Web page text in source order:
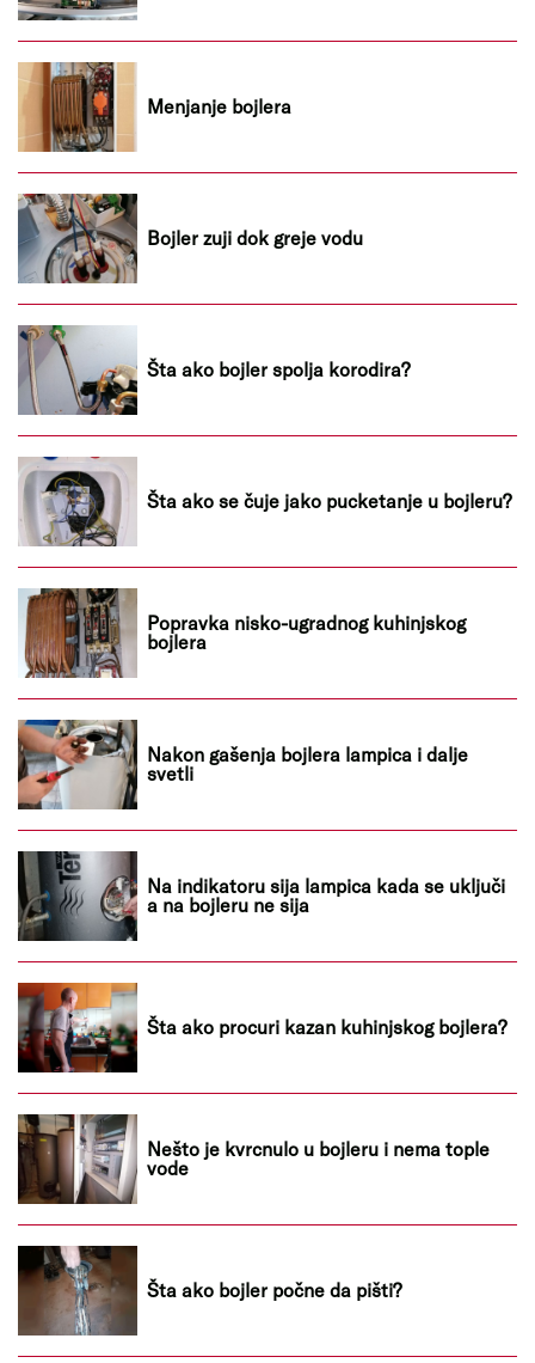
Menjanje bojlera
Bojler zuji dok greje vodu
Šta ako bojler spolja korodira?
Šta ako se čuje jako pucketanje u bojleru?
Popravka nisko-ugradnog kuhinjskog
bojlera
Nakon gašenja bojlera lampica i dalje
svetli
Na indikatoru sija lampica kada se uključi
a na bojleru ne sija
Šta ako procuri kazan kuhinjskog bojlera?
Nešto je kvrcnulo u bojleru i nema tople
vode
Šta ako bojler počne da pišti?